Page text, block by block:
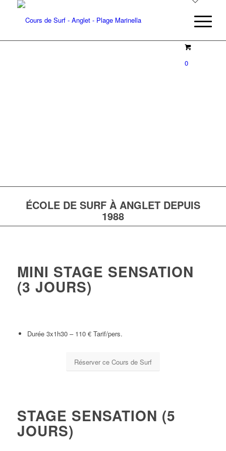
0
ÉCOLE DE SURF À ANGLET DEPUIS
1988
MINI STAGE SENSATION
(3 JOURS)
Durée 3x1h30 – 110 € Tarif/pers.
Réserver ce Cours de Surf
STAGE SENSATION (5
JOURS)